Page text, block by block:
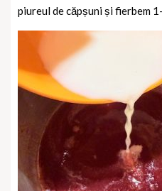
piureul de căpșuni și fierbem